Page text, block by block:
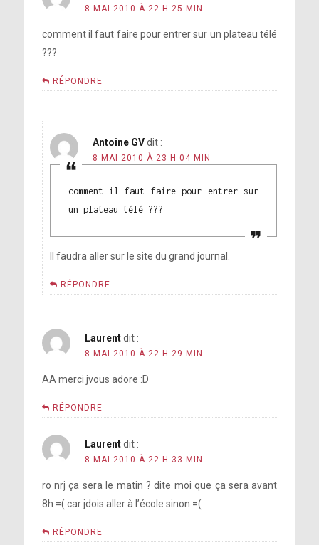
8 MAI 2010 À 22 H 25 MIN
comment il faut faire pour entrer sur un plateau télé
???
RÉPONDRE
Antoine GV dit :
8 MAI 2010 À 23 H 04 MIN
comment il faut faire pour entrer sur
un plateau télé ???
Il faudra aller sur le site du grand journal.
RÉPONDRE
Laurent dit :
8 MAI 2010 À 22 H 29 MIN
AA merci jvous adore :D
RÉPONDRE
Laurent dit :
8 MAI 2010 À 22 H 33 MIN
ro nrj ça sera le matin ? dite moi que ça sera avant
8h =( car jdois aller à l’école sinon =(
RÉPONDRE